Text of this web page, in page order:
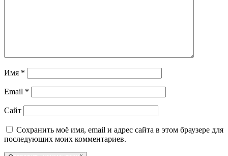
Имя *
Email *
Сайт
Сохранить моё имя, email и адрес сайта в этом браузере для
последующих моих комментариев.